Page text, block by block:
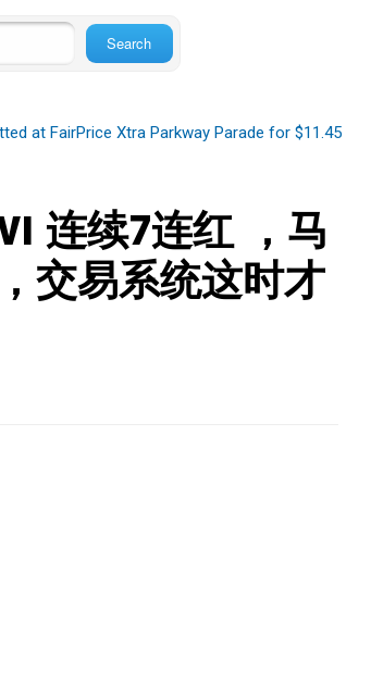
at FairPrice Xtra Parkway Parade for $11.45
连续7连红 ，马
交易系统这时才